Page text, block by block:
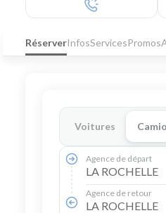
RéserverInfosServicesPromos
Voitures
Agence de départ
LA ROCHELLE
Agence de retour
LA ROCHELLE